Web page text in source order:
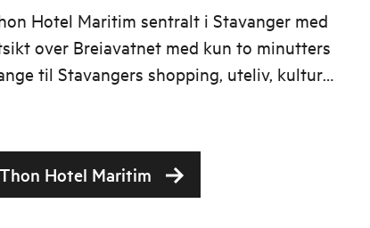
Hotel Maritim sentralt i Stavanger med
over Breiavatnet med kun to minutters
til Stavangers shopping, uteliv, kultur-
Hotel Maritim